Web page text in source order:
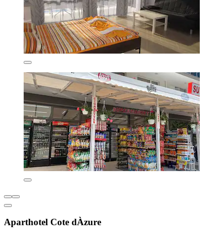
Aparthotel Cote dÀzure